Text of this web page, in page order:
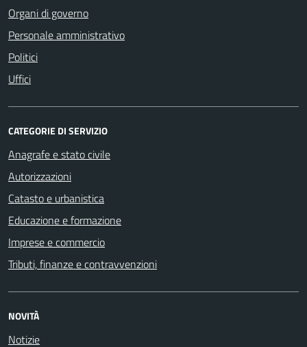
Organi di governo
Personale amministrativo
Politici
Uffici
CATEGORIE DI SERVIZIO
Anagrafe e stato civile
Autorizzazioni
Catasto e urbanistica
Educazione e formazione
Imprese e commercio
Tributi, finanze e contravvenzioni
NOVITÀ
Notizie